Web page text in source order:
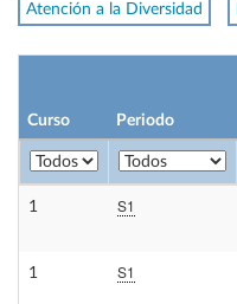
Atención a la Diversidad
Curso Periodo
1 S1
1 S1